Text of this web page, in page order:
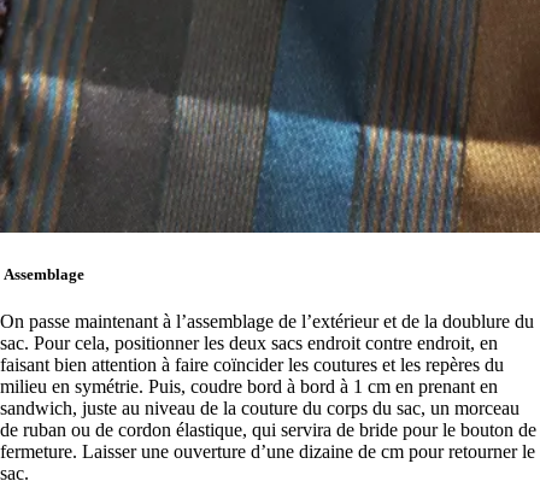
Assemblage
On passe maintenant à l’assemblage de l’extérieur et de la doublure du
sac. Pour cela, positionner les deux sacs endroit contre endroit, en
faisant bien attention à faire coïncider les coutures et les repères du
milieu en symétrie. Puis, coudre bord à bord à 1 cm en prenant en
sandwich, juste au niveau de la couture du corps du sac, un morceau
de ruban ou de cordon élastique, qui servira de bride pour le bouton de
fermeture. Laisser une ouverture d’une dizaine de cm pour retourner le
sac.